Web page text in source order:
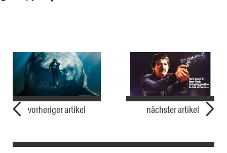
vorheriger artikel nächster artikel